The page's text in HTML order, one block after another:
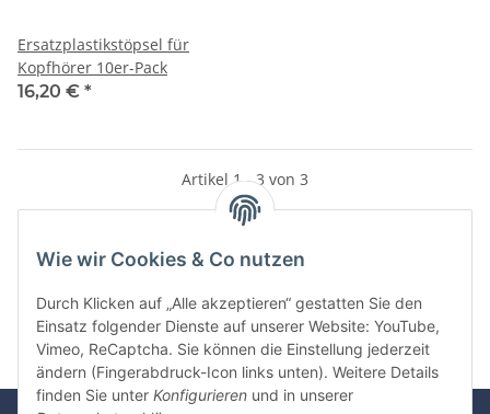
Ersatzplastikstöpsel für
Kopfhörer 10er-Pack
16,20 € *
Artikel 1 - 3 von 3
Wie wir Cookies & Co nutzen
Durch Klicken auf „Alle akzeptieren“ gestatten Sie den
Einsatz folgender Dienste auf unserer Website: YouTube,
Vimeo, ReCaptcha. Sie können die Einstellung jederzeit
ändern (Fingerabdruck-Icon links unten). Weitere Details
finden Sie unter Konfigurieren und in unserer